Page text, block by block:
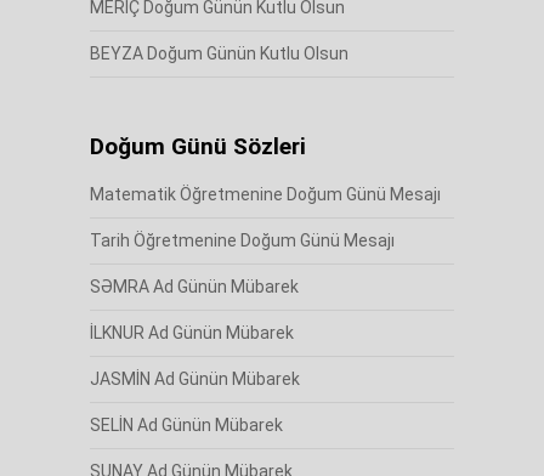
MERİÇ Doğum Günün Kutlu Olsun
BEYZA Doğum Günün Kutlu Olsun
Doğum Günü Sözleri
Matematik Öğretmenine Doğum Günü Mesajı
Tarih Öğretmenine Doğum Günü Mesajı
SƏMRA Ad Günün Mübarek
İLKNUR Ad Günün Mübarek
JASMİN Ad Günün Mübarek
SELİN Ad Günün Mübarek
SUNAY Ad Günün Mübarek